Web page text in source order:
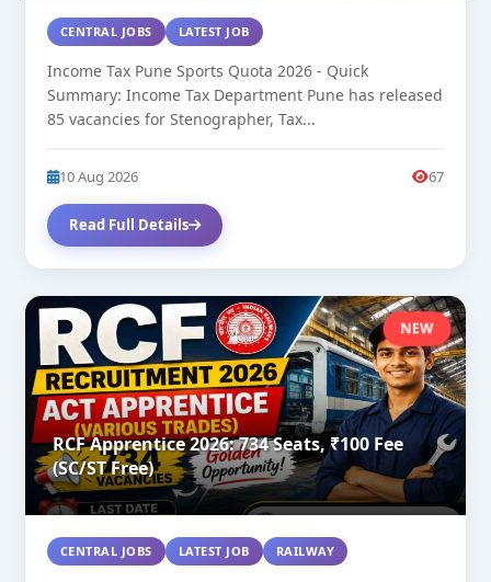
CENTRAL JOBS LATEST JOB
Income Tax Pune Sports Quota 2026 - Quick
Summary: Income Tax Department Pune has released
85 vacancies for Stenographer, Tax...
10 Aug 2026 67
Read Full Details
NEW
RCF Apprentice 2026: 734 Seats, ₹100 Fee
(SC/ST Free)
CENTRAL JOBS LATEST JOB RAILWAY